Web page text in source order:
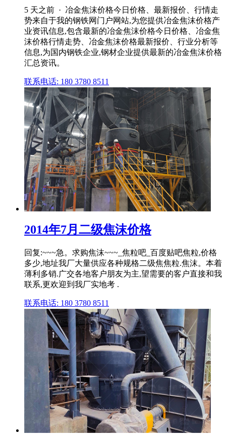
5 天之前 · 冶金焦沫价格今日价格、最新报价、行情走
势来自于我的钢铁网门户网站,为您提供冶金焦沫价格产
业资讯信息,包含最新的冶金焦沫价格今日价格、冶金焦
沫价格行情走势、冶金焦沫价格最新报价、行业分析等
信息,为国内钢铁企业,钢材企业提供最新的冶金焦沫价格
汇总资讯。
联系电话: 180 3780 8511
2014年7月二级焦沫价格
回复:~~~急。求购焦沫~~~_焦粒吧_百度贴吧焦粒,价格
多少,地址我厂大量供应各种规格二级焦焦粒.焦沫。本着
薄利多销.广交各地客户朋友为主,望需要的客户直接和我
联系,更欢迎到我厂实地考 .
联系电话: 180 3780 8511